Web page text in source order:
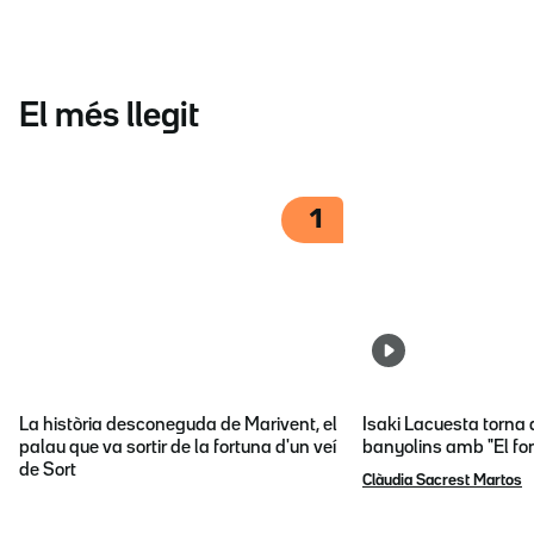
El més llegit
1
La història desconeguda de Marivent, el
palau que va sortir de la fortuna d'un veí
de Sort
Isaki Lacuesta torna
banyolins amb "El
Clàudia Sacrest Martos